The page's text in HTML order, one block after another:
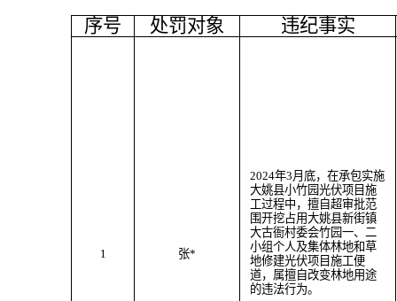
序号 处罚对象 违纪事实
1 张*
2024年3月 底， 在承包实施
大姚县小竹园光伏项目施
工过程中， 擅自超审批范
围开挖占用大姚县新街镇
大古衙村委会竹园一、二
小组个人及集体林地和草
地修建光伏项目施工便
道，属擅自改变林地用途
的违法行为。